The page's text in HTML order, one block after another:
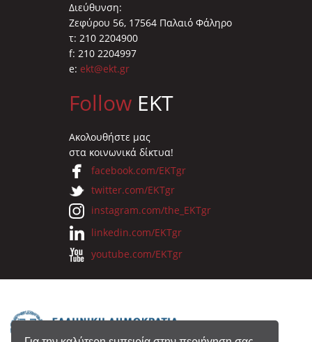
Διεύθυνση:
Ζεφύρου 56, 17564 Παλαιό Φάληρο
τ: 210 2204900
f: 210 2204997
e: ekt@ekt.gr
Follow EKT
Ακολουθήστε μας
στα κοινωνικά δίκτυα!
facebook.com/EKTgr
twitter.com/EKTgr
instagram.com/the_EKTgr
linkedin.com/EKTgr
youtube.com/EKTgr